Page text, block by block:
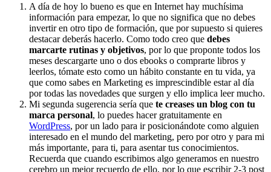
A día de hoy lo bueno es que en Internet hay muchísima
información para empezar, lo que no significa que no debes
invertir en otro tipo de formación, que por supuesto si quieres
destacar deberás hacerlo. Como todo creo que debes
marcarte rutinas y objetivos, por lo que proponte todos los
meses descargarte uno o dos ebooks o comprarte libros y
leerlos, tómate esto como un hábito constante en tu vida, ya
que como sabes en Marketing es imprescindible estar al día
por todas las novedades que surgen y ello implica leer mucho.
Mi segunda sugerencia sería que te creases un blog con tu
marca personal, lo puedes hacer gratuitamente en
WordPress, por un lado para ir posicionándote como alguien
interesado en el mundo del marketing, pero por otro y para mi
más importante, para ti, para asentar tus conocimientos.
Recuerda que cuando escribimos algo generamos en nuestro
cerebro un mejor recuerdo de ello, por lo que escribir 2-3 post